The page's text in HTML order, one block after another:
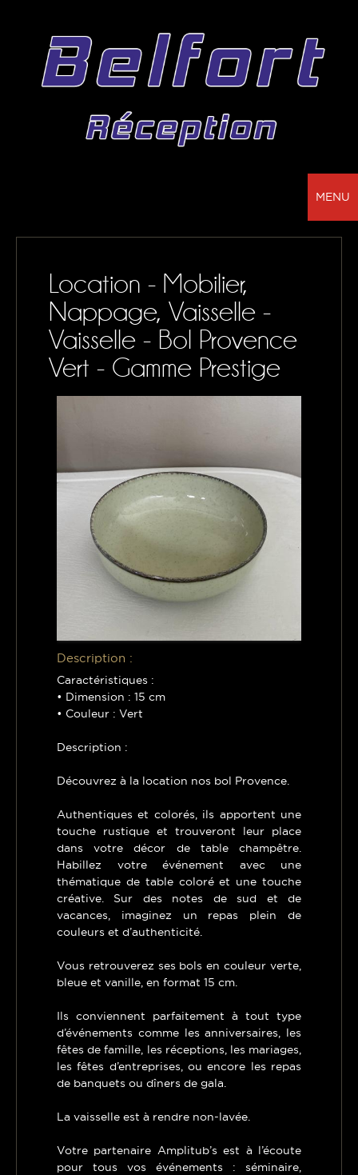
MENU
BELFORT RÉCEPTION - VOTRE PARTENAIRE
SONORISATION, VAISSELLE ET NAPPAGE
NOS RÉALISATIONS
CONTACTS
MON PANIER
Location - Mobilier,
Nappage, Vaisselle -
Vaisselle - Bol Provence
Vert - Gamme Prestige
Description :
Caractéristiques :
• Dimension : 15 cm
• Couleur : Vert
Description :
Découvrez à la location nos bol Provence.
Authentiques et colorés, ils apportent une
touche rustique et trouveront leur place
dans votre décor de table champêtre.
Habillez votre événement avec une
thématique de table coloré et une touche
créative. Sur des notes de sud et de
vacances, imaginez un repas plein de
couleurs et d’authenticité.
Vous retrouverez ses bols en couleur verte,
bleue et vanille, en format 15 cm.
Ils conviennent parfaitement à tout type
d’événements comme les anniversaires, les
fêtes de famille, les réceptions, les mariages,
les fêtes d’entreprises, ou encore les repas
de banquets ou dîners de gala.
La vaisselle est à rendre non-lavée.
Votre partenaire Amplitub’s est à l’écoute
pour tous vos événements : séminaire,